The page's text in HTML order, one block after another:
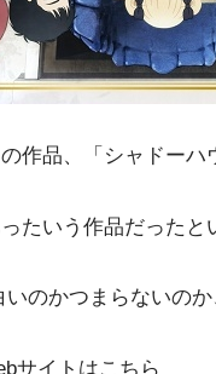
作品、「シャドーハ
たいう作品だったと
のかつまらないの
サイトはこちら